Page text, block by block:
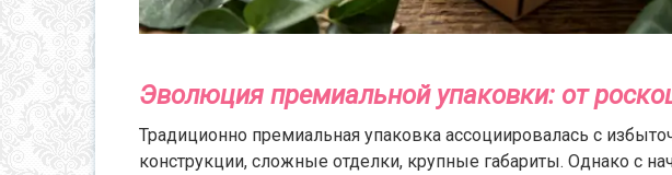
Эволюция премиальной упаковки: от
Традиционно премиальная упаковка ассоциировалась с
конструкции, сложные отделки, крупные габариты. Однако с